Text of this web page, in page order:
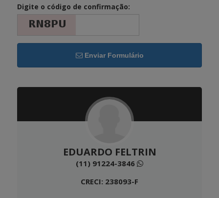
Digite o código de confirmação:
Enviar Formulário
EDUARDO FELTRIN
(11) 91224-3846
CRECI: 238093-F